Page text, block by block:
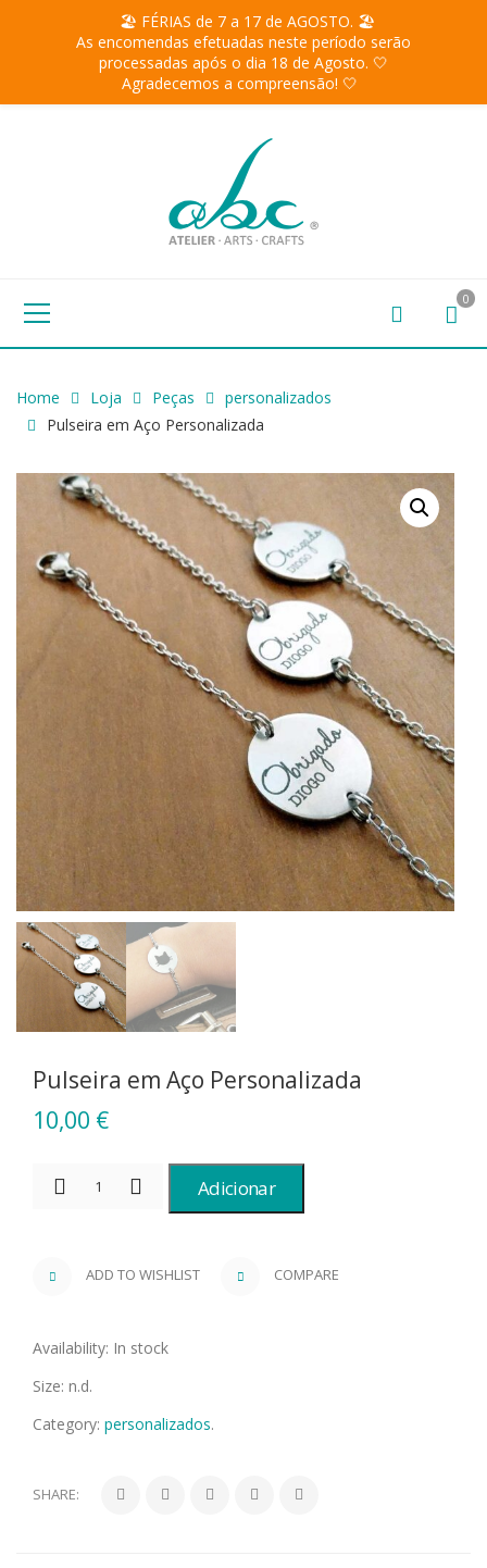
0
Home Loja Peças
personalizados
Pulseira em Aço Personalizada
Pulseira em Aço Personalizada
10,00 €
Adicionar
ADD TO WISHLIST COMPARE
Availability: In stock
Size: n.d.
Category: personalizados.
SHARE:
🏖️ FÉRIAS de 7 a 17 de AGOSTO. 🏖️
As encomendas efetuadas neste período serão
processadas após o dia 18 de Agosto. 🤍
Agradecemos a compreensão! 🤍